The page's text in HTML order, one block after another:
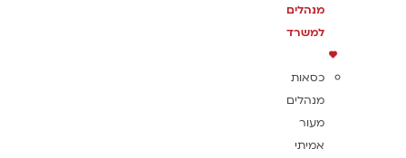
מנהלים
למשרד
כסאות
מנהלים
מעור
אמיתי